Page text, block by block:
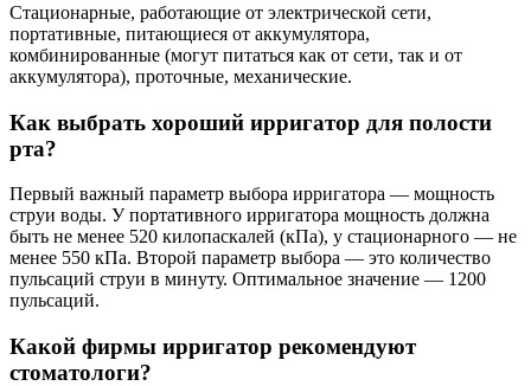
Стационарные, работающие от электрической сети,
портативные, питающиеся от аккумулятора,
комбинированные (могут питаться как от сети, так и от
аккумулятора), проточные, механические.
Как выбрать хороший ирригатор для полости
рта?
Первый важный параметр выбора ирригатора — мощность
струи воды. У портативного ирригатора мощность должна
быть не менее 520 килопаскалей (кПа), у стационарного — не
менее 550 кПа. Второй параметр выбора — это количество
пульсаций струи в минуту. Оптимальное значение — 1200
пульсаций.
Какой фирмы ирригатор рекомендуют
стоматологи?